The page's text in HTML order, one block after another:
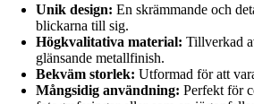
Unik design: En skrämmande och
blickarna till sig.
Högkvalitativa material: Tillverkad
glänsande metallfinish.
Bekväm storlek: Utformad för att
Mångsidig användning: Perfekt för